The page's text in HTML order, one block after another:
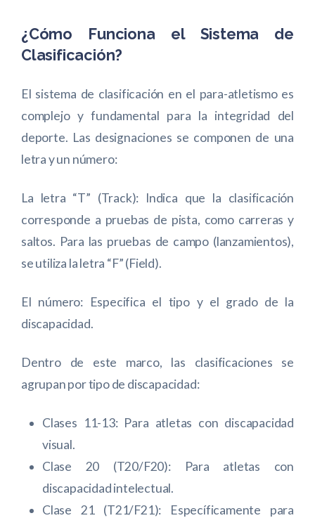
¿Cómo Funciona el Sistema de
Clasificación?
El sistema de clasificación en el para-atletismo es
complejo y fundamental para la integridad del
deporte. Las designaciones se componen de una
letra y un número:
La letra “T” (Track): Indica que la clasificación
corresponde a pruebas de pista, como carreras y
saltos. Para las pruebas de campo (lanzamientos),
se utiliza la letra “F” (Field).
El número: Especifica el tipo y el grado de la
discapacidad.
Dentro de este marco, las clasificaciones se
agrupan por tipo de discapacidad:
Clases 11-13: Para atletas con discapacidad
visual.
Clase 20 (T20/F20): Para atletas con
discapacidad intelectual.
Clase 21 (T21/F21): Específicamente para